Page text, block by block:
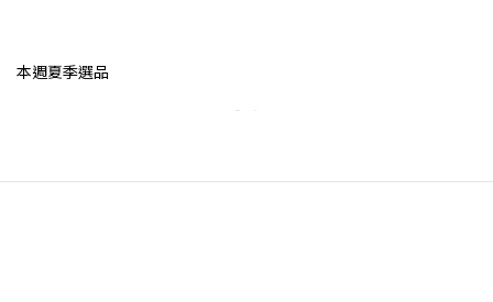
本週夏季選品